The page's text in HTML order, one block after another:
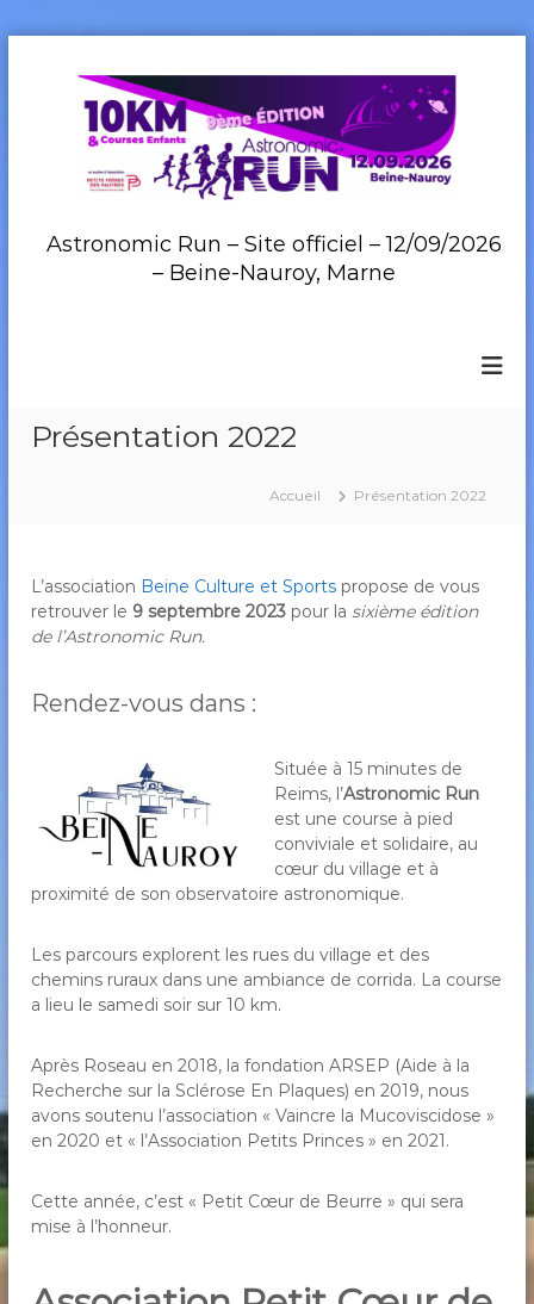
Astronomic Run – Site officiel – 12/09/2026
– Beine-Nauroy, Marne
Présentation 2022
Accueil Présentation 2022
L’association Beine Culture et Sports propose de vous
retrouver le 9 septembre 2023 pour la sixième édition
de l’Astronomic Run.
Rendez-vous dans :
Située à 15 minutes de
Reims, l’Astronomic Run
est une course à pied
conviviale et solidaire, au
cœur du village et à
proximité de son observatoire astronomique.
Les parcours explorent les rues du village et des
chemins ruraux dans une ambiance de corrida. La course
a lieu le samedi soir sur 10 km.
Après Roseau en 2018, la fondation ARSEP (Aide à la
Recherche sur la Sclérose En Plaques) en 2019, nous
avons soutenu l’association « Vaincre la Mucoviscidose »
en 2020 et « l’Association Petits Princes » en 2021.
Cette année, c’est « Petit Cœur de Beurre » qui sera
mise à l’honneur.